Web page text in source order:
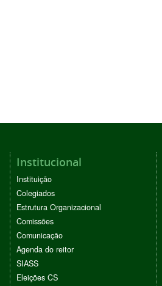
Institucional
Instituição
Colegiados
Estrutura Organizacional
Comissões
Comunicação
Agenda do reitor
SIASS
Eleições CS